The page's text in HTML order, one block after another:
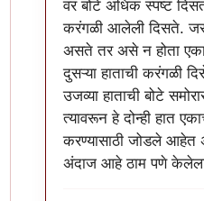
वर बोटे अधिक स्पष्ट
करंगळी आलेली दिसते. जर
असते तर असे न होता एका
दुसऱ्या हाताची करंगळी
उजव्या हाताची बोटे
त्यावरून हे दोन्ही हात
करण्यासाठी जोडले आहेत
अंदाज आहे ठाम पणे केलेला